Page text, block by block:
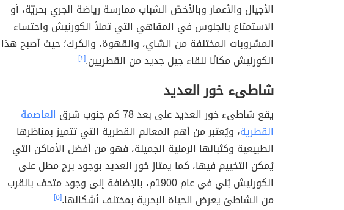
الأجيال والأعمار وبالأخصّ الشباب ممارسة رياضة الجري بحريّة، أو
الاستمتاع بالجلوس في المقاهي التي تملأ الكورنيش واحتساء
المشروبات المختلفة من الشاي، والقهوة، والكرك؛ حيث أصبح هذا
الكورنيش مكانًا للقاء جيل جديد من القطريين.[٤]
شاطىء خور العديد
يقع شاطىء خور العديد على بعد 78 كم جنوب شرق
العاصمة
القطرية، ويُعتبر من أهم المعالم القطرية التي تتميز بمناظرها
الطبيعية وكثبانها الرملية الجميلة، فهو من أفضل الأماكن التي
يُمكن التخييم فيها، كما يمتاز خور العديد بوجود برج مطل على
الكورنيش بُني في عام 1900م، بالإضافة إلى وجود متحف بالقرب
من الشاطئ يعرض الحياة البحرية بمختلف أشكالها.[٥]